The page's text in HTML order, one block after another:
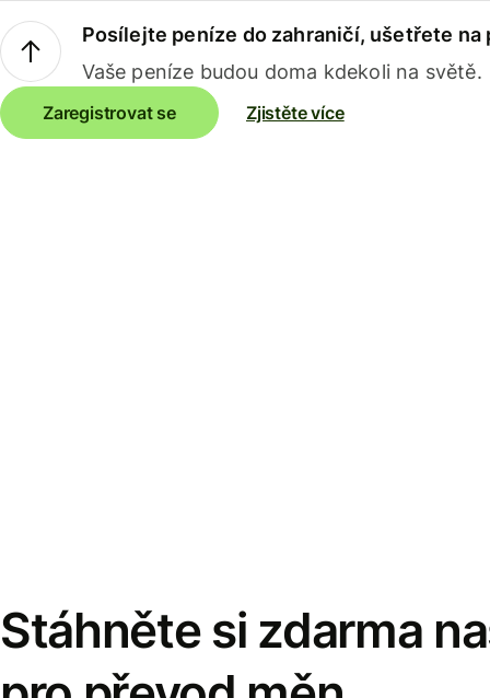
Posílejte peníze do zahraničí, ušetřete na
Vaše peníze budou doma kdekoli na světě.
Zaregistrovat se Zjistěte více
Stáhněte si zdarma